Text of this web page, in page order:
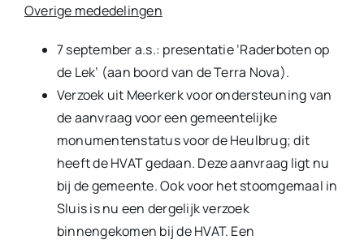
Overige mededelingen
7 september a.s.: presentatie ‘Raderboten op
de Lek’ (aan boord van de Terra Nova).
Verzoek uit Meerkerk voor ondersteuning van
de aanvraag voor een gemeentelijke
monumentenstatus voor de Heulbrug; dit
heeft de HVAT gedaan. Deze aanvraag ligt nu
bij de gemeente. Ook voor het stoomgemaal in
Sluis is nu een dergelijk verzoek
binnengekomen bij de HVAT. Een